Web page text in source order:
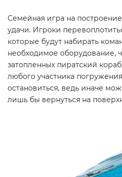
Семейная игра на
удачи. Игроки
которые будут набирать
необходимое оборудование,
затопленных пиратский
любого участника
остановиться, ведь иначе
лишь бы вернуться на